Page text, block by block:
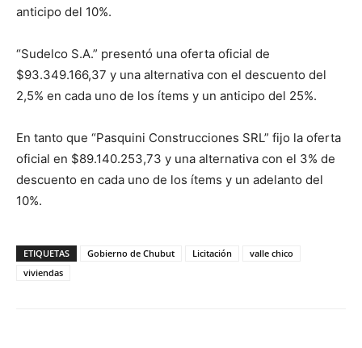
anticipo del 10%.
“Sudelco S.A.” presentó una oferta oficial de
$93.349.166,37 y una alternativa con el descuento del
2,5% en cada uno de los ítems y un anticipo del 25%.
En tanto que “Pasquini Construcciones SRL” fijo la oferta
oficial en $89.140.253,73 y una alternativa con el 3% de
descuento en cada uno de los ítems y un adelanto del
10%.
ETIQUETAS Gobierno de Chubut Licitación
valle chico
viviendas